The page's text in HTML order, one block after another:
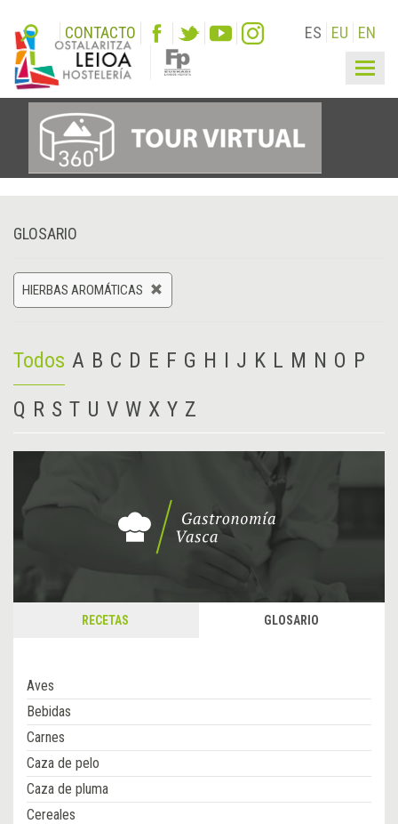
CONTACTO ES EU EN
GLOSARIO
HIERBAS AROMÁTICAS
Todos A B C D E F G H I J K L M N O P
Q R S T U V W X Y Z
RECETAS GLOSARIO
Aves
Bebidas
Carnes
Caza de pelo
Caza de pluma
Cereales